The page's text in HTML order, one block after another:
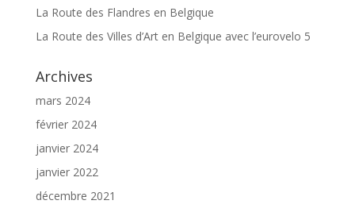
La Route des Flandres en Belgique
La Route des Villes d’Art en Belgique avec l’eurovelo 5
Archives
mars 2024
février 2024
janvier 2024
janvier 2022
décembre 2021